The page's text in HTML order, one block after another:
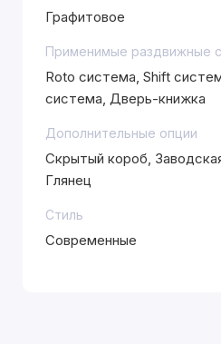
Графитовое
Применимые раздвижные
Roto система, Shift
система, Дверь-книжка
Дополнительные опции
Скрытый короб,
Глянец
Стиль
Современные